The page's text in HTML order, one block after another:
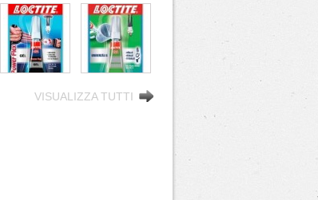
LOCTITE GEL
attaccatutto
rapido #x26i
LOCTITE
istantanea
attaccatutto #x27i
VISUALIZZA TUTTI